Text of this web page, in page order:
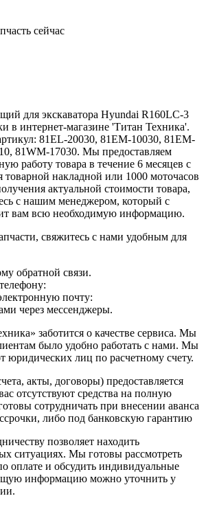
сейчас
для экскаватора Hyundai R160LC-3
в интернет-магазине 'Титан Техника'.
81EL-20030, 81EM-10030, 81EM-
81WM-17030. Мы предоставляем
работу товара в течение 6 месяцев с
накладной или 1000 моточасов
актуальной стоимости товара,
с нашим менеджером, который с
вам всю необходимую информацию.
свяжитесь с нами удобным для
обратной связи.
почту:
через мессенджеры.
заботится о качестве сервиса. Мы
было удобно работать с нами. Мы
юридических лиц по расчетному счету.
акты, договоры) предоставляется
отсутствуют средства на полную
сотрудничать при внесении аванса
либо под банковскую гарантию
позволяет находить
ситуациях. Мы готовы рассмотреть
оплате и обсудить индивидуальные
информацию можно уточнить у